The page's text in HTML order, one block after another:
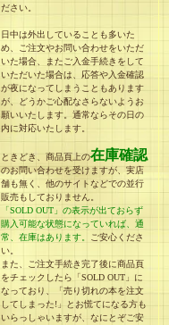
ださい。
日中は外出していることも多いた
め、ご注文やお問い合わせをいただ
いた場合、またご入金手続きをして
いただいた場合は、応答や入金確認
が夜になってしまうこともあります
が、どうかご心配なさらないようお
願いいたします。通常ならその日の
内に対応いたします。
ときどき、商品頁上の在庫確認
のお問い合わせを受けますが、実店
舗も無く、他のサイトなどでの並行
販売もしておりません。
「SOLD OUT」の表示が出ておらず
購入可能な状態になっていれば、通
常、在庫はあります。
ご安心くださ
い。
また、ご注文手続き完了後に商品頁
をチェックしたら「SOLD OUT」に
なっており、「売り切れの本を注文
してしまった!」とお慌てになる方も
いらっしゃいますが、なにとぞご安